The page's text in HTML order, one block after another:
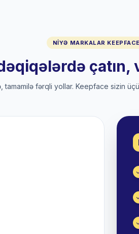
NIYƏ MARKALAR
tamamilə fərqli yollar. Keepface sizin